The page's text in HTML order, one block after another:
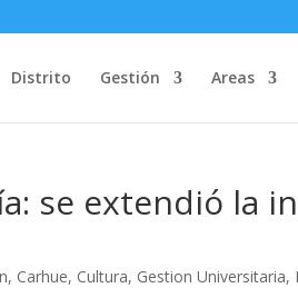
Distrito Gestión Areas
se extendió la
, Carhue, Cultura, Gestion Universitaria,